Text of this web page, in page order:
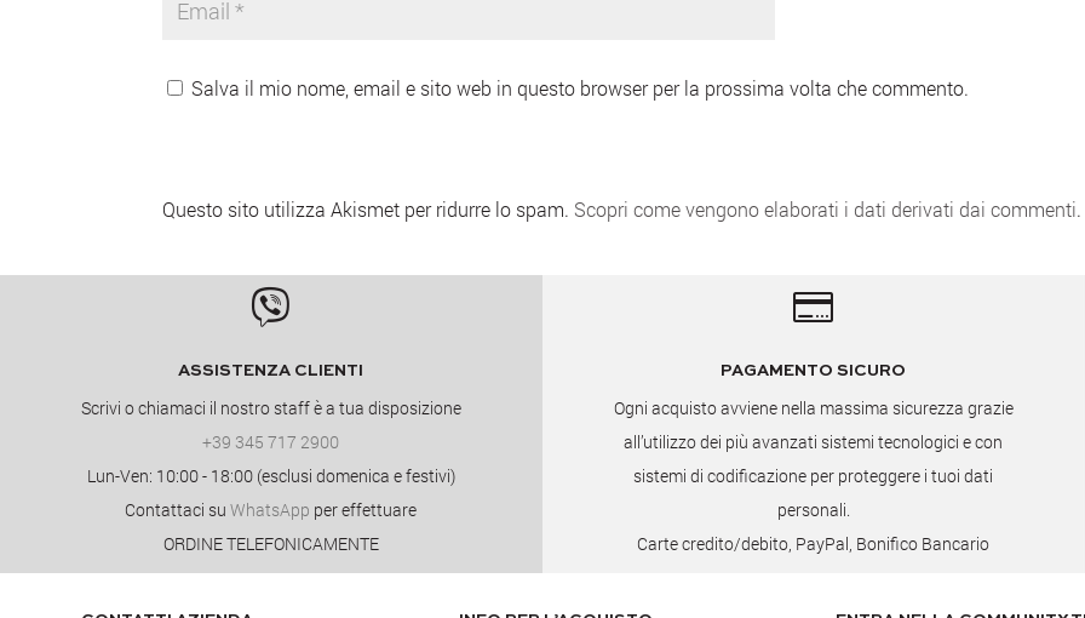
Salva il mio nome, email e sito web in questo browser per la prossima volta che commento.
Questo sito utilizza Akismet per ridurre lo spam. Scopri come vengono elaborati i dati derivati dai commenti.

ASSISTENZA CLIENTI
Scrivi o chiamaci il nostro staff è a tua disposizione
+39 345 717 2900
Lun-Ven: 10:00 - 18:00 (esclusi domenica e festivi)
Contattaci suWhatsApp per effettuare
ORDINE TELEFONICAMENTE

PAGAMENTO SICURO
Ogni acquisto avviene nella massima sicurezza grazie
all’utilizzo dei più avanzati sistemi tecnologici e con
sistemi di codificazione per proteggere i tuoi dati
personali.
Carte credito/debito, PayPal, Bonifico Bancario